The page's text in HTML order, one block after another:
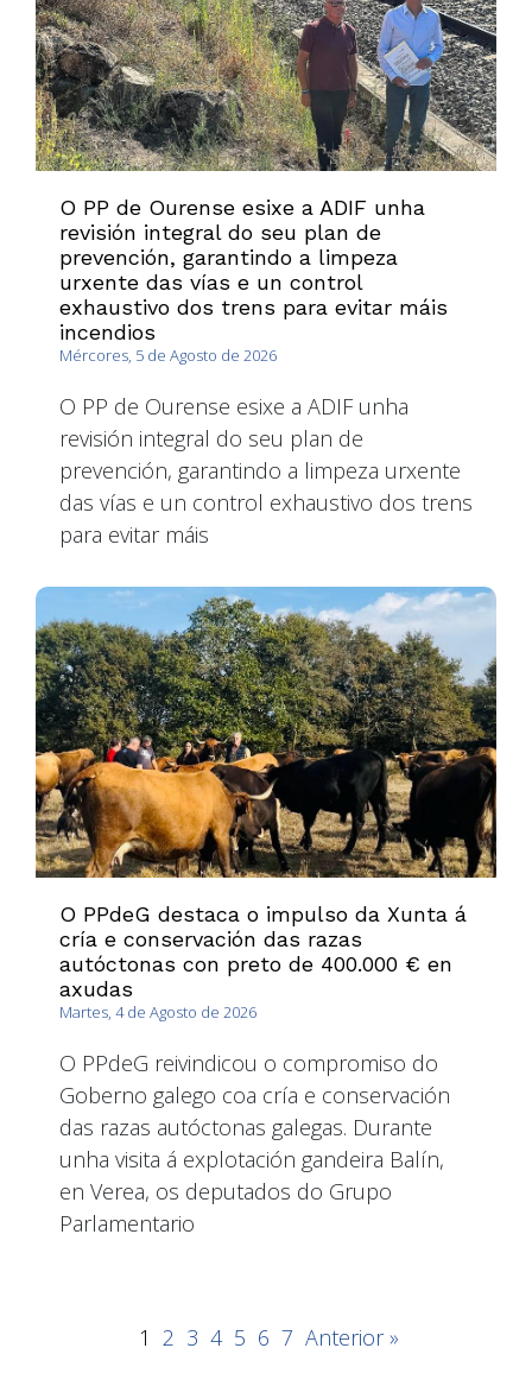
O PP de Ourense esixe a ADIF unha
revisión integral do seu plan de
prevención, garantindo a limpeza
urxente das vías e un control
exhaustivo dos trens para evitar máis
incendios
Mércores, 5 de Agosto de 2026
O PP de Ourense esixe a ADIF unha
revisión integral do seu plan de
prevención, garantindo a limpeza urxente
das vías e un control exhaustivo dos trens
para evitar máis
O PPdeG destaca o impulso da Xunta á
cría e conservación das razas
autóctonas con preto de 400.000 € en
axudas
Martes, 4 de Agosto de 2026
O PPdeG reivindicou o compromiso do
Goberno galego coa cría e conservación
das razas autóctonas galegas. Durante
unha visita á explotación gandeira Balín,
en Verea, os deputados do Grupo
Parlamentario
1 2 3 4 5 6 7 Anterior »